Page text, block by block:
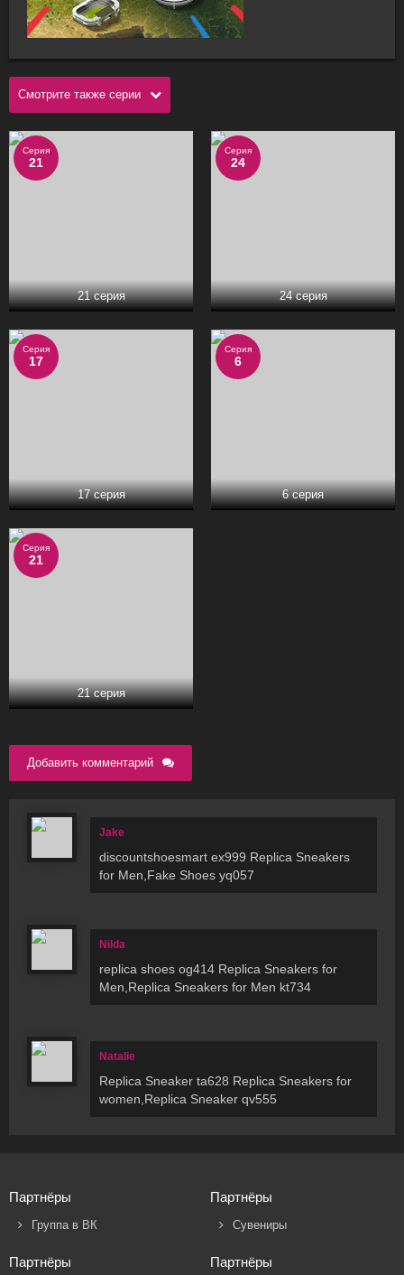
Смотрите также серии
Серия
21
21 серия
Серия
24
24 серия
Серия
17
17 серия
Серия
6
6 серия
Серия
21
21 серия
Добавить комментарий
Jake
discountshoesmart ex999 Replica Sneakers
for Men,Fake Shoes yq057
Nilda
replica shoes og414 Replica Sneakers for
Men,Replica Sneakers for Men kt734
Natalie
Replica Sneaker ta628 Replica Sneakers for
women,Replica Sneaker qv555
Партнёры
Группа в ВК
Партнёры
Сувениры
Партнёры Партнёры